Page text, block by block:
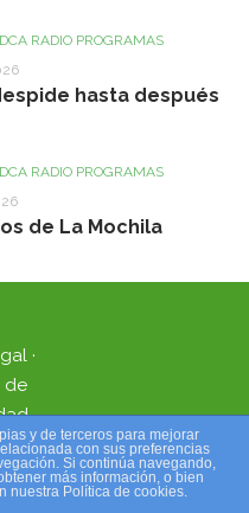
DCA RADIO PROGRAMAS
hasta después
DCA RADIO PROGRAMAS
de La Mochila
·
de
derechos reservados
y de terceros para mejorar
con sus preferencias
Si continúa navegando,
más información, o bien
nuestra Política de cookies.